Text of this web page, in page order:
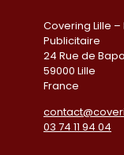
Covering Lille
Publicitaire
24 Rue de
59000 Lille
France
03 74 11 94 04